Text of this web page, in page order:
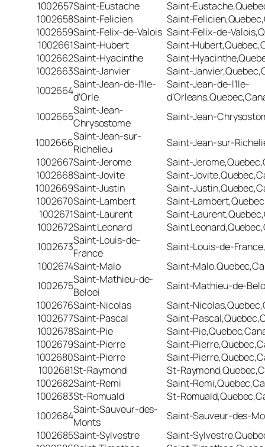
1002657Saint-Eustache
Saint-
1002658Saint-Felicien
Saint-
1002659Saint-Felix-de-Valois Saint-Felix-de-
1002661Saint-Hubert
Saint-
1002662Saint-Hyacinthe
Saint-
1002663Saint-Janvier
Saint-
1002664Saint-Jean-de-l’Ile-
d’Orle
Saint-Jean-de-l’Ile-
1002665Saint-Jean-
Chrysostome
Saint-Jean-
1002666Saint-Jean-sur-
Richelieu
Saint-Jean-sur-
1002667Saint-Jerome
Saint-
1002668Saint-Jovite
Saint-
1002669Saint-Justin
Saint-
1002670Saint-Lambert
Saint-
1002671Saint-Laurent
Saint-
1002672Saint Leonard
Saint
1002673Saint-Louis-de-
France
Saint-Louis-de-
1002674Saint-Malo
Saint-
1002675Saint-Mathieu-de-
Beloei
Saint-Mathieu-de-
1002676Saint-Nicolas
Saint-
1002677Saint-Pascal
Saint-
1002678Saint-Pie
Saint-
1002679Saint-Pierre
Saint-
1002680Saint-Pierre
Saint-
1002681St-Raymond
St-
1002682Saint-Remi
Saint-
1002683St-Romuald
St-
1002684Saint-Sauveur-des-
Monts
Saint-Sauveur-des-
1002685Saint-Sylvestre
Saint-